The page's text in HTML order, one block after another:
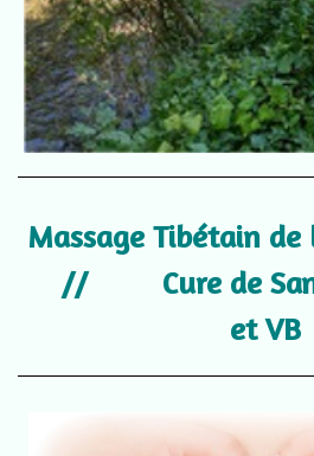
Massage Tibétain
// Cure de Santé
et VB